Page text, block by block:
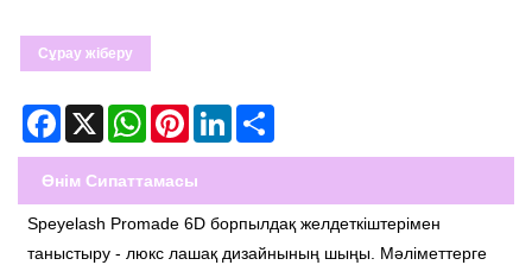
Сұрау жіберу
Facebook
X WhatsAppPinterestLinkedIn
Өнім Сипаттамасы
Speyelash Promade 6D борпылдақ желдеткіштерімен
таныстыру - люкс лашақ дизайнының шыңы. Мәліметтерге